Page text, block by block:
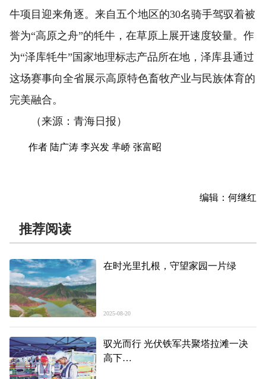
牛项目迎来角逐。来自五个地区的30名骑手驾驭着被
誉为“高原之舟”的牦牛，在草原上展开速度较量。作
为“泽库牦牛”国家地理标志产品所在地，泽库县通过
这场赛事向全省展示高原特色畜牧产业与民族体育的
完美融合。
（来源：青海日报）
作者 陆广涛 李兴发 芈峤 张富昭
编辑：何继红
推荐阅读
在时光里扎根，守望家园一片绿
2025-08-20
驭光而行 光伏铁军共聚塔拉滩一决
高下